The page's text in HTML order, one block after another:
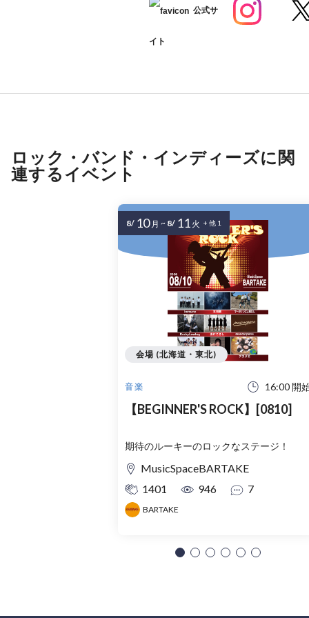
公式サ
イト
ロック・バンド・インディーズに関
連するイベント
音楽 16:00 開
【BEGINNER'S ROCK】[0810]
期待のルーキーのロックなステージ！
MusicSpaceBARTAKE
1401
946 7
BARTAKE
会場 (北海道・東北)
8/ 10 月 ~ 8/ 11 火 + 他 1